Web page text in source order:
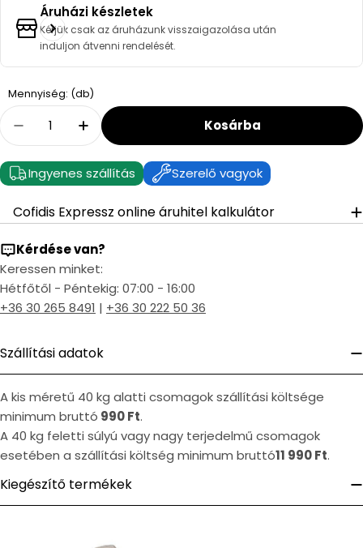
Áruházi készletek
Kérjük csak az áruházunk visszaigazolása után
induljon átvenni rendelését.
Mennyiség: (db)Quantity
Decrease Quantity For Ariston Quadris Wifi
Increase Quantity For Ariston
Kosárba
Ingyenes szállítás Szerelő vagyok
Cofidis Expressz online áruhitel kalkulátor
Kérdése van?
Keressen minket:
Hétfőtől - Péntekig: 07:00 - 16:00
+36 30 265 8491 | +36 30 222 50 36
Szállítási adatok
A kis méretű 40 kg alatti csomagok szállítási költsége
minimum bruttó 990 Ft.
A 40 kg feletti súlyú vagy nagy terjedelmű csomagok
esetében a szállítási költség minimum bruttó11 990 Ft.
Kiegészítő termékek